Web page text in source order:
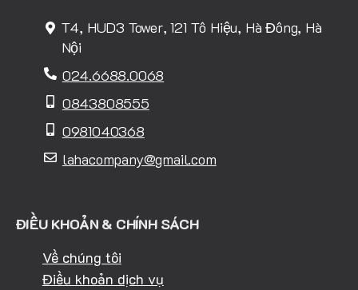
T4, HUD3 Tower, 121 Tô Hiệu, Hà Đông, Hà
Nội
024.6688.0068
0843808555
0981040368
lahacompany@gmail.com
ĐIỀU KHOẢN & CHÍNH SÁCH
Về chúng tôi
Điều khoản dịch vụ